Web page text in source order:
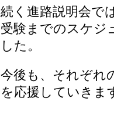
続く進路説明会で
受験までのスケジ
した。
今後も、それぞれ
を応援していきま